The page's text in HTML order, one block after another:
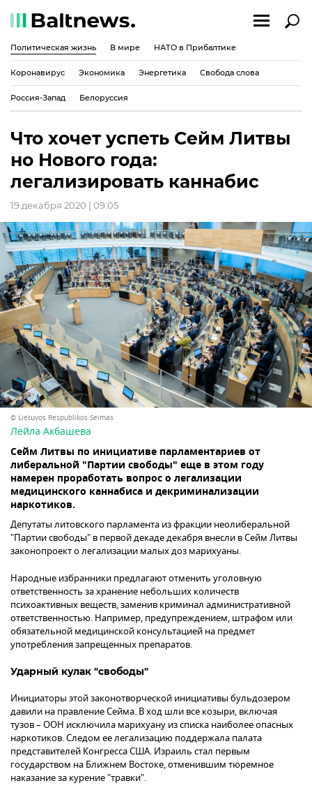
Политическая жизнь В мире НАТО в Прибалтике
Коронавирус Экономика Энергетика Свобода слова
Россия-Запад Белоруссия
Что хочет успеть Сейм Литвы
но Нового года:
легализировать каннабис
19 декабря 2020 | 09:05
© Lietuvos Respublikos Seimas
Лейла Акбашева
Сейм Литвы по инициативе парламентариев от
либеральной "Партии свободы" еще в этом году
намерен проработать вопрос о легализации
медицинского каннабиса и декриминализации
наркотиков.
Депутаты литовского парламента из фракции неолиберальной
"Партии свободы" в первой декаде декабря внесли в Сейм Литвы
законопроект о легализации малых доз марихуаны.
Народные избранники предлагают отменить уголовную
ответственность за хранение небольших количеств
психоактивных веществ, заменив криминал административной
ответственностью. Например, предупреждением, штрафом или
обязательной медицинской консультацией на предмет
употребления запрещенных препаратов.
Ударный кулак "свободы"
Инициаторы этой законотворческой инициативы бульдозером
давили на правление Сейма. В ход шли все козыри, включая
тузов – ООН исключила марихуану из списка наиболее опасных
наркотиков. Следом ее легализацию поддержала палата
представителей Конгресса США. Израиль стал первым
государством на Ближнем Востоке, отменившим тюремное
наказание за курение "травки".